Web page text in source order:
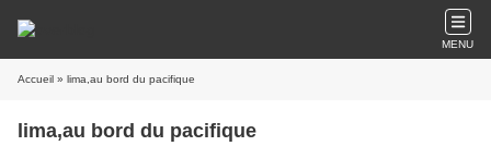
MENU
Accueil » lima,au bord du pacifique
lima,au bord du pacifique